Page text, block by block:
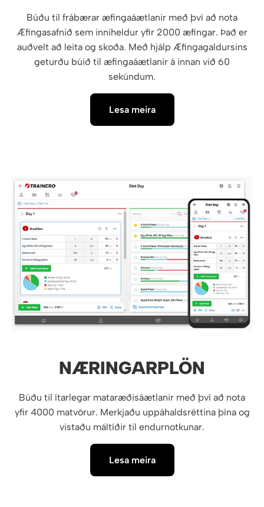
Búðu til frábærar æfingaáætlanir með því að nota
Æfingasafnið sem inniheldur yfir 2000 æfingar. Það er
auðvelt að leita og skoða. Með hjálp Æfingagaldursins
geturðu búið til æfingaáætlanir á innan við 60
sekúndum.
Lesa meira
NÆRINGARPLÖN
Búðu til ítarlegar mataræðisáætlanir með því að nota
yfir 4000 matvörur. Merkjaðu uppáhaldsréttina þína og
vistaðu máltíðir til endurnotkunar.
Lesa meira